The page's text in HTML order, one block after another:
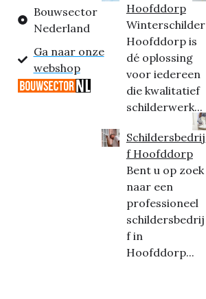
Bouwsector
Nederland
Ga naar onze
webshop
Hoofddorp
Winterschilder
Hoofddorp is
dé oplossing
voor iedereen
die kwalitatief
schilderwerk...
Schildersbedrij
f Hoofddorp
Bent u op zoek
naar een
professioneel
schildersbedrij
f in
Hoofddorp...